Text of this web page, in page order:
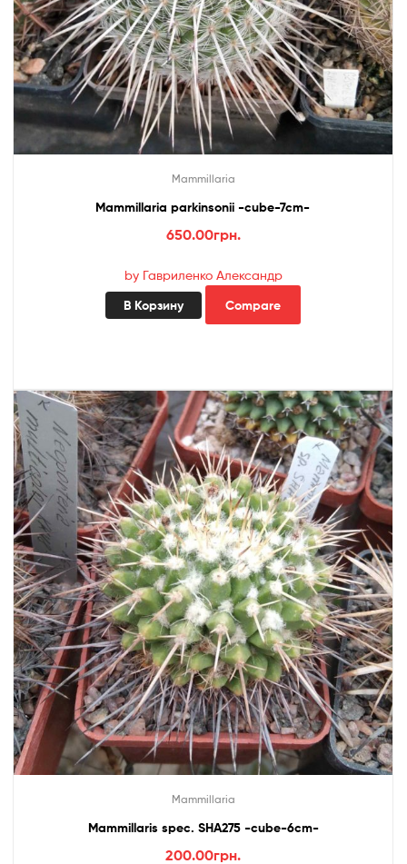
Mammillaria
Mammillaria parkinsonii -cube-7cm-
650.00грн.
by Гавриленко Александр
В Корзину Compare
Mammillaria
Mammillaris spec. SHA275 -cube-6cm-
200.00грн.